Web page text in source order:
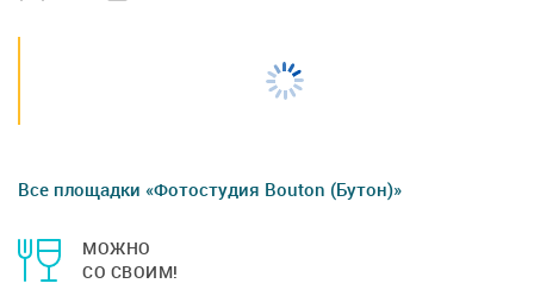
Все площадки «Фотостудия Bouton (Бутон)»
МОЖНО
СО СВОИМ!